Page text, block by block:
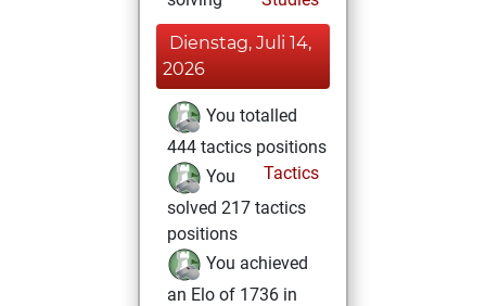
Dienstag, Juli 14,
2026
You totalled
444 tactics positions
Tactics
You
solved 217 tactics
positions
You achieved
an Elo of 1736 in